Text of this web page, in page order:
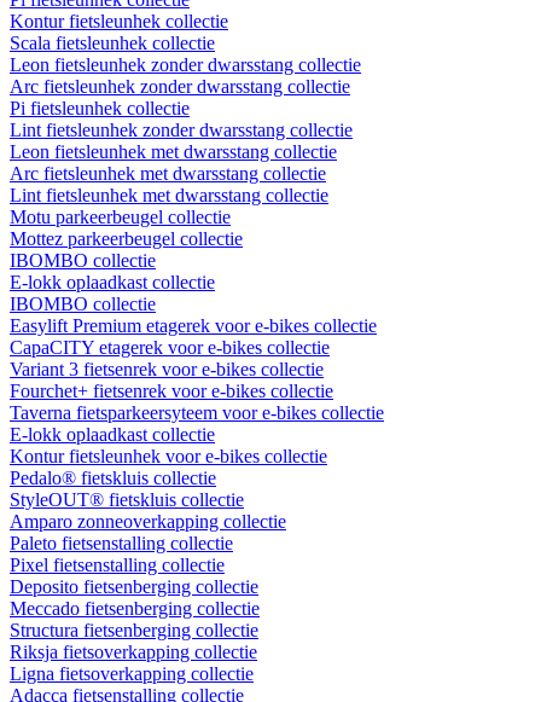
Kontur fietsleunhek collectie
Scala fietsleunhek collectie
Leon fietsleunhek zonder dwarsstang collectie
Arc fietsleunhek zonder dwarsstang collectie
Pi fietsleunhek collectie
Lint fietsleunhek zonder dwarsstang collectie
Leon fietsleunhek met dwarsstang collectie
Arc fietsleunhek met dwarsstang collectie
Lint fietsleunhek met dwarsstang collectie
Motu parkeerbeugel collectie
Mottez parkeerbeugel collectie
IBOMBO collectie
E-lokk oplaadkast collectie
IBOMBO collectie
Easylift Premium etagerek voor e-bikes collectie
CapaCITY etagerek voor e-bikes collectie
Variant 3 fietsenrek voor e-bikes collectie
Fourchet+ fietsenrek voor e-bikes collectie
Taverna fietsparkeersyteem voor e-bikes collectie
E-lokk oplaadkast collectie
Kontur fietsleunhek voor e-bikes collectie
Pedalo® fietskluis collectie
StyleOUT® fietskluis collectie
Amparo zonneoverkapping collectie
Paleto fietsenstalling collectie
Pixel fietsenstalling collectie
Deposito fietsenberging collectie
Meccado fietsenberging collectie
Structura fietsenberging collectie
Riksja fietsoverkapping collectie
Ligna fietsoverkapping collectie
Adacca fietsenstalling collectie